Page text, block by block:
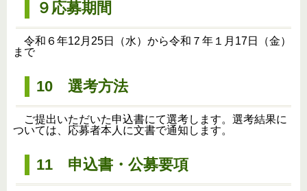
９応募期間
令和６年12月25日（水）から令和７年１月17日（金）
まで
10 選考方法
ご提出いただいた申込書にて選考します。選考結果に
ついては、応募者本人に文書で通知します。
11 申込書・公募要項